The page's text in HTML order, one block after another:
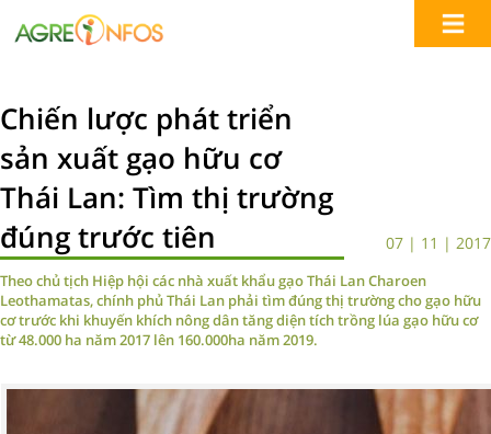
Chiến lược phát triển
sản xuất gạo hữu cơ
Thái Lan: Tìm thị trường
đúng trước tiên
07 | 11 | 2017
Theo chủ tịch Hiệp hội các nhà xuất khẩu gạo Thái Lan Charoen
Leothamatas, chính phủ Thái Lan phải tìm đúng thị trường cho gạo hữu
cơ trước khi khuyến khích nông dân tăng diện tích trồng lúa gạo hữu cơ
từ 48.000 ha năm 2017 lên 160.000ha năm 2019.